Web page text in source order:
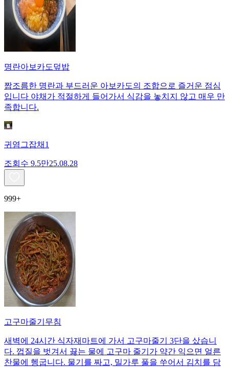
명란아보카도덮밥
짭조름한 명란과 부드러운 아보카도의 조합으로 즐거운 점심
입니다 야채가 적절하게 들어가서 식감을 놓치지 않고 매우 만
족합니다.
귀염그잡채1
조회수 9.5만25.08.28
999+
고구마줄기무침
새벽에 24시간 식자재마트에 가서 고구마줄기 3단을 샀습니
다. 껍질을 벗겨서 끓는 물에 고구마 줄기가 약간 익으면 얼른
찬물에 헹굽니다. 물기를 짜고, 밀가루 풀을 쑤어서 김치를 담